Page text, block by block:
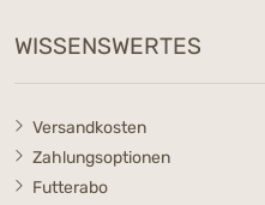
WISSENSWERTES
Versandkosten
Zahlungsoptionen
Futterabo